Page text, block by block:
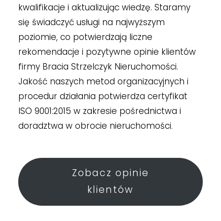
kwalifikacje i aktualizując wiedzę. Staramy
się świadczyć usługi na najwyższym
poziomie, co potwierdzają liczne
rekomendacje i pozytywne opinie klientów
firmy Bracia Strzelczyk Nieruchomości.
Jakość naszych metod organizacyjnych i
procedur działania potwierdza certyfikat
ISO 9001:2015 w zakresie pośrednictwa i
doradztwa w obrocie nieruchomości.
Zobacz opinie
klientów